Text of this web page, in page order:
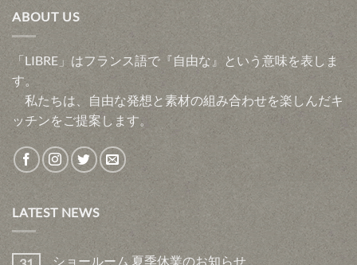
ABOUT US
「LIBRE」はフランス語で『自由な』という意味を表しま
す。
私たちは、自由な発想と素材の組み合わせを楽しんだキ
ッチンをご提案します。
LATEST NEWS
ショールーム 夏季休業のお知らせ